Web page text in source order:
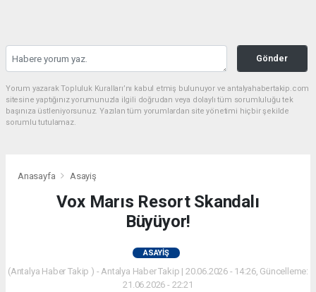
Gönder
Yorum yazarak Topluluk Kuralları’nı kabul etmiş bulunuyor ve antalyahabertakip.com
sitesine yaptığınız yorumunuzla ilgili doğrudan veya dolaylı tüm sorumluluğu tek
başınıza üstleniyorsunuz. Yazılan tüm yorumlardan site yönetimi hiçbir şekilde
sorumlu tutulamaz.
Anasayfa Asayiş
Vox Marıs Resort Skandalı
Büyüyor!
ASAYIŞ
(Antalya Haber Takip ) - Antalya Haber Takip | 20.06.2026 - 14:26, Güncelleme:
21.06.2026 - 22:21